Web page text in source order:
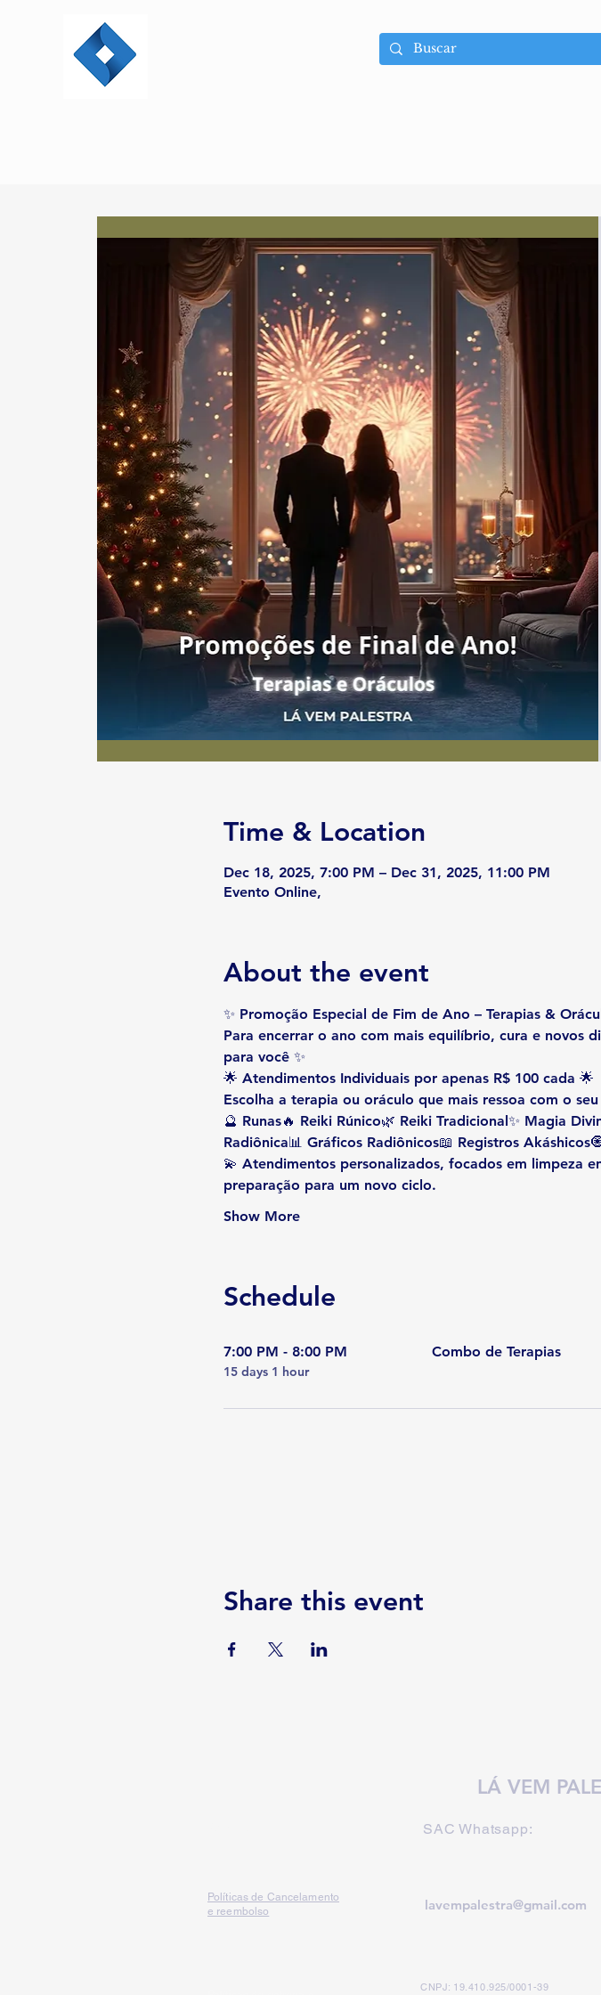
Time & Location
Dec 18, 2025, 7:00 PM – Dec 31, 2025, 11:00 PM
Evento Online,
About the event
✨ Promoção Especial de Fim de Ano – Terapias &
Para encerrar o ano com mais equilíbrio, cura e novos
para você ✨
🌟 Atendimentos Individuais por apenas R$ 100 cada 🌟
Escolha a terapia ou oráculo que mais ressoa com o
🔮 Runas🔥 Reiki Rúnico🌿 Reiki Tradicional✨ Magia
Radiônica📊 Gráficos Radiônicos📖 Registros
💫 Atendimentos personalizados, focados em limpeza
preparação para um novo ciclo.
Show More
Schedule
7:00 PM - 8:00 PM
15 days 1 hour
Combo de Terapias
Share this event
LÁ VEM
Políticas de Cancelamento
e reembolso
SAC Whatsapp:
lavempalestra@gmail.com
CNPJ: 19.410.925/0001-39